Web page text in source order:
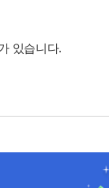
있습니다.